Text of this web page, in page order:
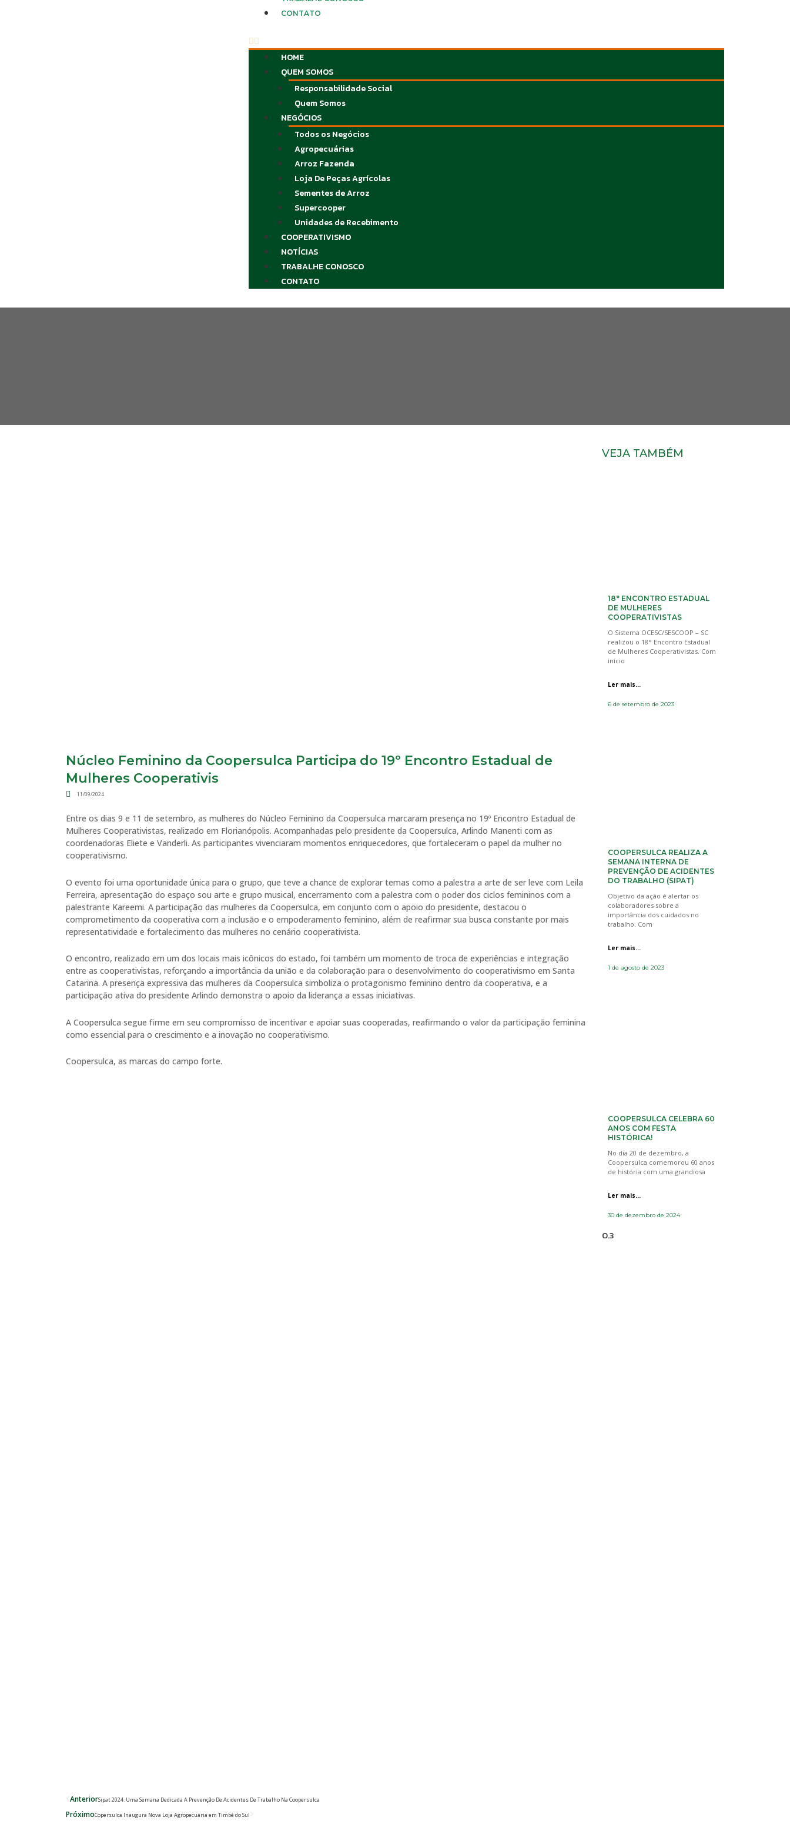
CONTATO
HOME
QUEM SOMOS
Responsabilidade Social
Quem Somos
NEGÓCIOS
Todos os Negócios
Agropecuárias
Arroz Fazenda
Loja De Peças Agrícolas
Sementes de Arroz
Supercooper
Unidades de Recebimento
COOPERATIVISMO
NOTÍCIAS
TRABALHE CONOSCO
CONTATO
Núcleo Feminino da Coopersulca Participa do 19º Encontro Estadual de
Mulheres Cooperativis
11/09/2024
Entre os dias 9 e 11 de setembro, as mulheres do Núcleo Feminino da Coopersulca marcaram presença no 19º Encontro Estadual de
Mulheres Cooperativistas, realizado em Florianópolis. Acompanhadas pelo presidente da Coopersulca, Arlindo Manenti com as
coordenadoras Eliete e Vanderli. As participantes vivenciaram momentos enriquecedores, que fortaleceram o papel da mulher no
cooperativismo.
O evento foi uma oportunidade única para o grupo, que teve a chance de explorar temas como a palestra a arte de ser leve com Leila
Ferreira, apresentação do espaço sou arte e grupo musical, encerramento com a palestra com o poder dos ciclos femininos com a
palestrante Kareemi. A participação das mulheres da Coopersulca, em conjunto com o apoio do presidente, destacou o
comprometimento da cooperativa com a inclusão e o empoderamento feminino, além de reafirmar sua busca constante por mais
representatividade e fortalecimento das mulheres no cenário cooperativista.
O encontro, realizado em um dos locais mais icônicos do estado, foi também um momento de troca de experiências e integração
entre as cooperativistas, reforçando a importância da união e da colaboração para o desenvolvimento do cooperativismo em Santa
Catarina. A presença expressiva das mulheres da Coopersulca simboliza o protagonismo feminino dentro da cooperativa, e a
participação ativa do presidente Arlindo demonstra o apoio da liderança a essas iniciativas.
A Coopersulca segue firme em seu compromisso de incentivar e apoiar suas cooperadas, reafirmando o valor da participação feminina
como essencial para o crescimento e a inovação no cooperativismo.
Coopersulca, as marcas do campo forte.
Prev
AnteriorSipat 2024. Uma Semana Dedicada A Prevenção De Acidentes De Trabalho Na Coopersulca
PróximoCopersulca Inaugura Nova Loja Agropecuária em Timbé do Sul
Next
VEJA TAMBÉM
18° ENCONTRO ESTADUAL
DE MULHERES
COOPERATIVISTAS
O Sistema OCESC/SESCOOP – SC
realizou o 18° Encontro Estadual
de Mulheres Cooperativistas. Com
início
Ler mais...
6 de setembro de 2023
COOPERSULCA REALIZA A
SEMANA INTERNA DE
PREVENÇÃO DE ACIDENTES
DO TRABALHO (SIPAT)
Objetivo da ação é alertar os
colaboradores sobre a
importância dos cuidados no
trabalho. Com
Ler mais...
1 de agosto de 2023
COOPERSULCA CELEBRA 60
ANOS COM FESTA
HISTÓRICA!
No dia 20 de dezembro, a
Coopersulca comemorou 60 anos
de história com uma grandiosa
Ler mais...
30 de dezembro de 2024